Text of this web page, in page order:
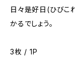
日々是好日(ひびこ
かるでしょう。
3枚 / 1P